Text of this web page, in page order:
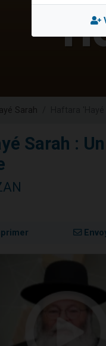
2 personnes viennent de
Sarah
Sarah :